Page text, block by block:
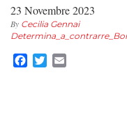
23 Novembre 2023
By Cecilia Gennai
Facebook
Twitter